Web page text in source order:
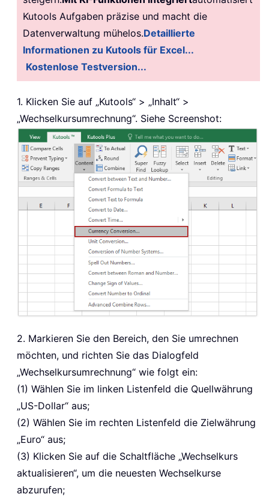
Kutools Aufgaben präzise und macht die
Datenverwaltung mühelos.Detaillierte
Informationen zu Kutools für Excel...
Kostenlose Testversion...
1. Klicken Sie auf „Kutools“ > „Inhalt“ >
„Wechselkursumrechnung“. Siehe Screenshot:
2. Markieren Sie den Bereich, den Sie umrechnen
möchten, und richten Sie das Dialogfeld
„Wechselkursumrechnung“ wie folgt ein:
(1) Wählen Sie im linken Listenfeld die Quellwährung
„US-Dollar“ aus;
(2) Wählen Sie im rechten Listenfeld die Zielwährung
„Euro“ aus;
(3) Klicken Sie auf die Schaltfläche „Wechselkurs
aktualisieren“, um die neuesten Wechselkurse
abzurufen;